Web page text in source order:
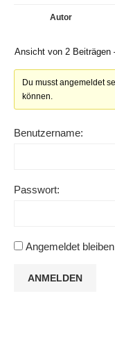
Autor
Ansicht von 2 Beiträgen
Du musst angemeldet
können.
Benutzername:
Passwort:
Angemeldet bleiben
ANMELDEN